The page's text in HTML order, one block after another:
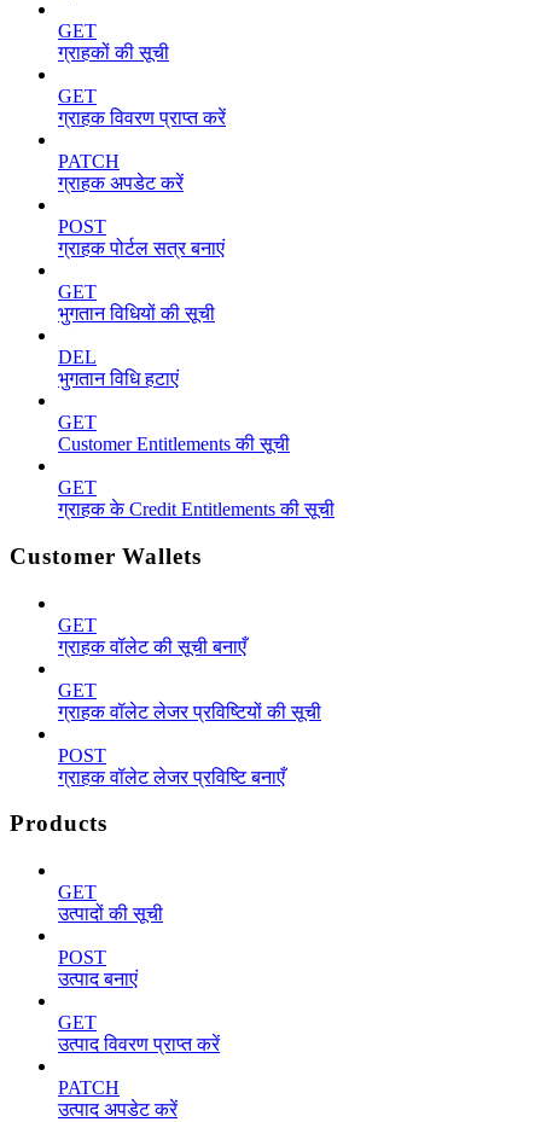
GET
ग्राहकों की सूची
GET
ग्राहक विवरण प्राप्त करें
PATCH
ग्राहक अपडेट करें
POST
ग्राहक पोर्टल सत्र बनाएं
GET
भुगतान विधियों की सूची
DEL
भुगतान विधि हटाएं
GET
Customer Entitlements की सूची
GET
ग्राहक के Credit Entitlements की सूची
Customer Wallets
GET
ग्राहक वॉलेट की सूची बनाएँ
GET
ग्राहक वॉलेट लेजर प्रविष्टियों की सूची
POST
ग्राहक वॉलेट लेजर प्रविष्टि बनाएँ
Products
GET
उत्पादों की सूची
POST
उत्पाद बनाएं
GET
उत्पाद विवरण प्राप्त करें
PATCH
उत्पाद अपडेट करें